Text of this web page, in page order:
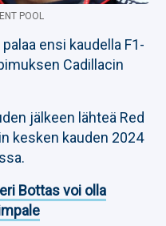
POOL
palaa ensi kaudella F1-
Cadillacin
jälkeen lähteä Red
kesken kauden 2024
Bottas voi olla